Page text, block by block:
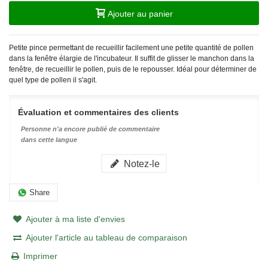
Ajouter au panier
Petite pince permettant de recueillir facilement une petite quantité de pollen
dans la fenêtre élargie de l'incubateur. Il suffit de glisser le manchon dans la
fenêtre, de recueillir le pollen, puis de le repousser. Idéal pour déterminer de
quel type de pollen il s'agit.
Évaluation et commentaires des clients
Personne n'a encore publié de commentaire
dans cette langue
Notez-le
Share
Ajouter à ma liste d'envies
Ajouter l'article au tableau de comparaison
Imprimer